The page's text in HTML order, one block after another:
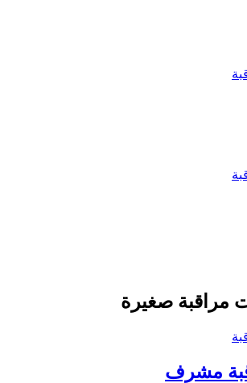
مراقبة صغيرة
مشرف